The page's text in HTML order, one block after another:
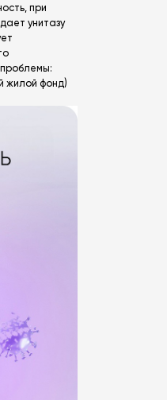
при
унитазу
жилой фонд)